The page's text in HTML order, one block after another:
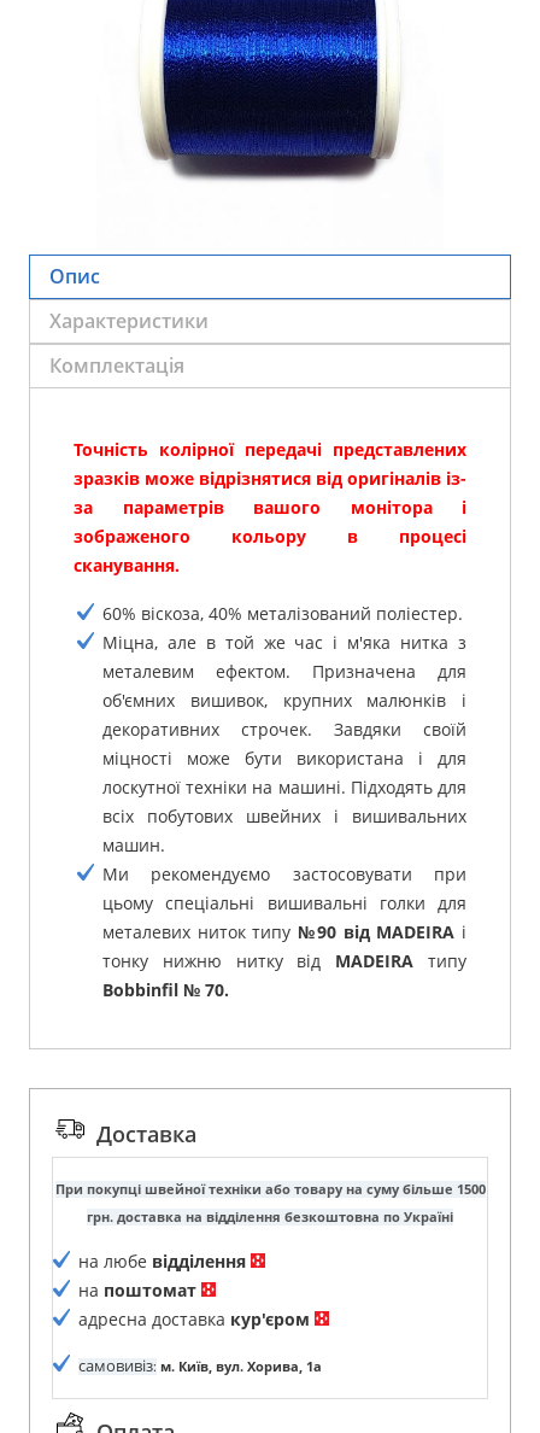
Опис
Характеристики
Комплектація
Точність колірної передачі представлених
зразків може відрізнятися від оригіналів із-
за параметрів вашого монітора і
зображеного кольору в процесі
сканування.
60% віскоза, 40% металізований поліестер.
Міцна, але в той же час і м'яка нитка з
металевим ефектом.
Призначена для
об'ємних вишивок, крупних малюнків і
декоративних строчек.
Завдяки своїй
міцності може бути використана і для
лоскутної техніки на машині. Підходять для
всіх побутових швейних і вишивальних
машин.
Ми рекомендуємо застосовувати при
цьому спеціальні вишивальні голки для
металевих ниток типу №90 від MADEIRA і
тонку нижню нитку від MADEIRA типу
Bobbinfil № 70.
Доставка
При покупці швейної техніки або товару на суму більше 1500
грн. доставка на відділення безкоштовна по Україні
на любе відділення
на поштомат
адресна доставка кур'єром
самовивіз: м. Київ, вул. Хорива, 1а